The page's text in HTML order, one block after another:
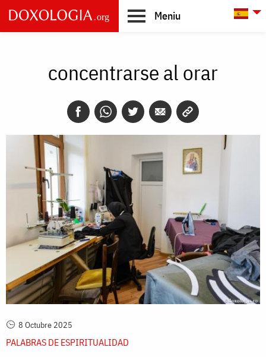
Skip to main content
Meniu
concentrarse al orar
8 Octubre 2025
PALABRAS DE ESPIRITUALIDAD